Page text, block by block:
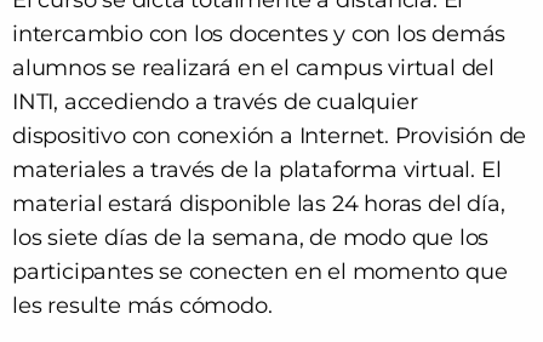
intercambio con los docentes y con los demás
alumnos se realizará en el campus virtual del
INTI, accediendo a través de cualquier
dispositivo con conexión a Internet. Provisión de
materiales a través de la plataforma virtual. El
material estará disponible las 24 horas del día,
los siete días de la semana, de modo que los
participantes se conecten en el momento que
les resulte más cómodo.